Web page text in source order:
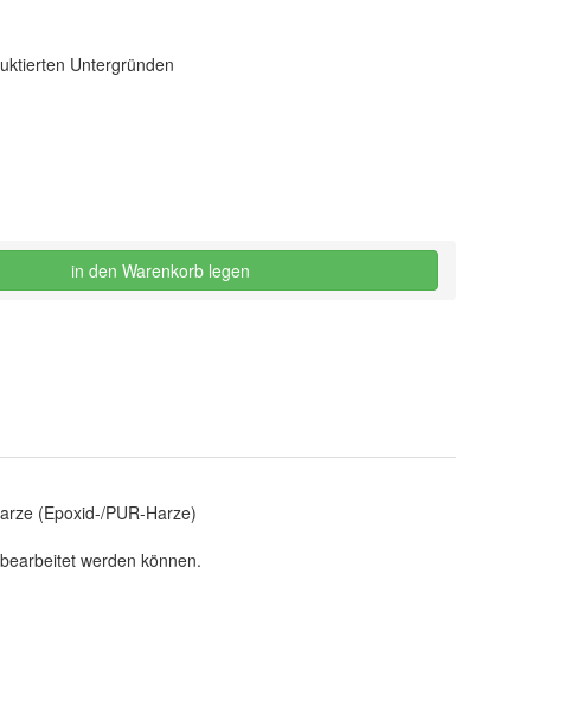
Untergründen
in den Warenkorb legen
(Epoxid-/PUR-Harze)
werden können.